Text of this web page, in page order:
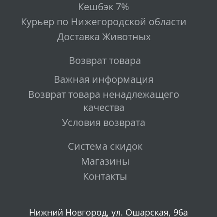
Кешбэк 7%
Курьер по Нижегородской области
Доставка Животных
Возврат товара
Важная информация
Возврат товара ненадлежащего
качества
Условия возврата
Система скидок
Магазины
Контакты
Нижний Новгород, ул. Ошарская, 96а